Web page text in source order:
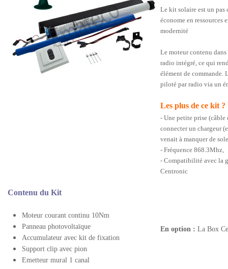
Le kit solaire est un pas
économe en ressources
modernité
Le moteur contenu
radio intégré, ce qui
élément de commande.
piloté par radio via un
Les plus de ce kit ?
- Une petite prise (câble
connecter un chargeur
venait à manquer de
- Fréquence 868.3Mhz,
- Compatibilité avec la
Centronic
Contenu du Kit
Moteur courant continu 10Nm
Panneau photovoltaïque
Accumulateur avec kit de fixation
Support clip avec pion
Emetteur mural 1 canal
En option : La Box